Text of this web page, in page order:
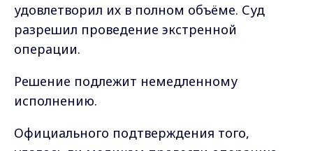
удовлетворил их в полном объёме. Суд
разрешил проведение экстренной
операции.
Решение подлежит немедленному
исполнению.
Официального подтверждения того,